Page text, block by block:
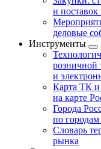
и поставок
деловые
Инструменты
розничной
и
Карта ТК
на карте
Города
по
Словарь
рынка